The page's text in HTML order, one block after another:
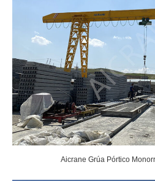
Aicrane Grúa Pórtico